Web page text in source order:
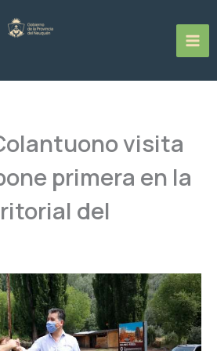
visita
primera en la
del